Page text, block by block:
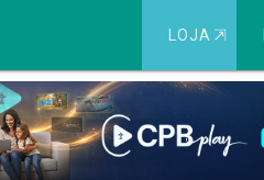
LOJA ⇱